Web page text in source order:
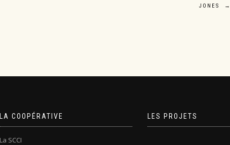
JONES
→
LA COOPÉRATIVE
La SCCI
LES PROJETS